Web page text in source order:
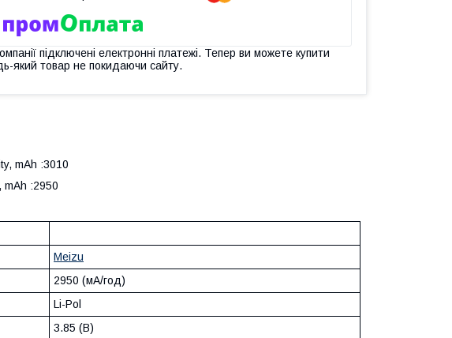
підключені електронні платежі. Тепер ви можете купити
який товар не покидаючи сайту.
mAh :3010
:2950
Meizu
2950 (мА/год)
Li-Pol
3.85 (В)